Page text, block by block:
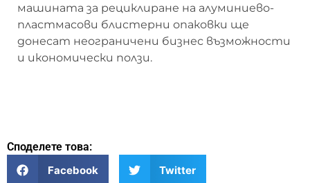
машината за рециклиране на алуминиево-
пластмасови блистерни опаковки ще
донесат неограничени бизнес възможности
и икономически ползи.
Споделете това:
Facebook
Twitter